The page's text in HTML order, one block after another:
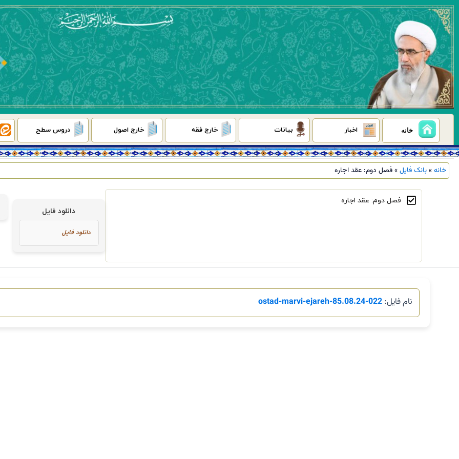
پرش
محتوا
خانه اخبار بیانات خارج فقه خارج اصول دروس سطح
خانه»بانک فایل»فصل دوم: عقد اجاره
فصل دوم: عقد اجاره
دانلود فایل
نام فایل: 022-85.08.24-ostad-marvi-ejareh